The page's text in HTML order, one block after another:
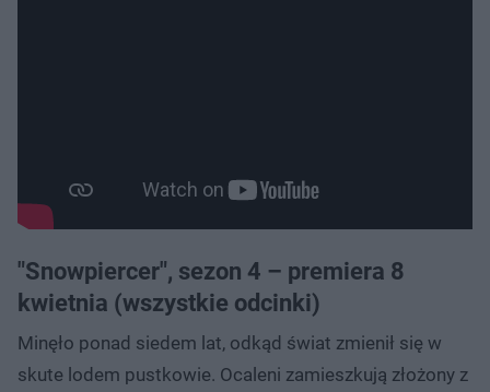
"Snowpiercer", sezon 4 – premiera 8
kwietnia (wszystkie odcinki)
Minęło ponad siedem lat, odkąd świat zmienił się w
skute lodem pustkowie. Ocaleni zamieszkują złożony z